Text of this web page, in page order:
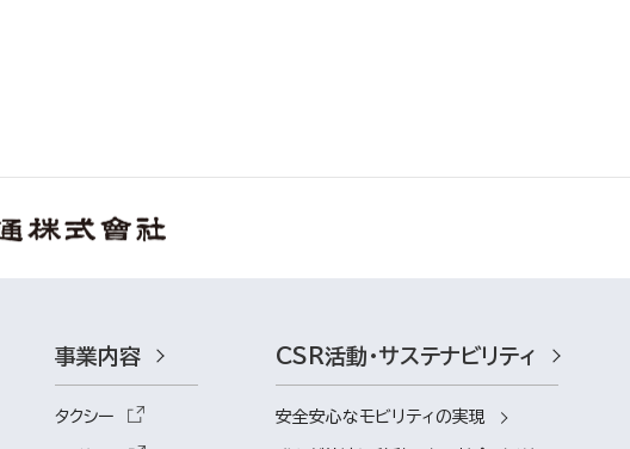
事業内容
タクシー
CSR活動・サステナビリティ
安全安心なモビリティの実現